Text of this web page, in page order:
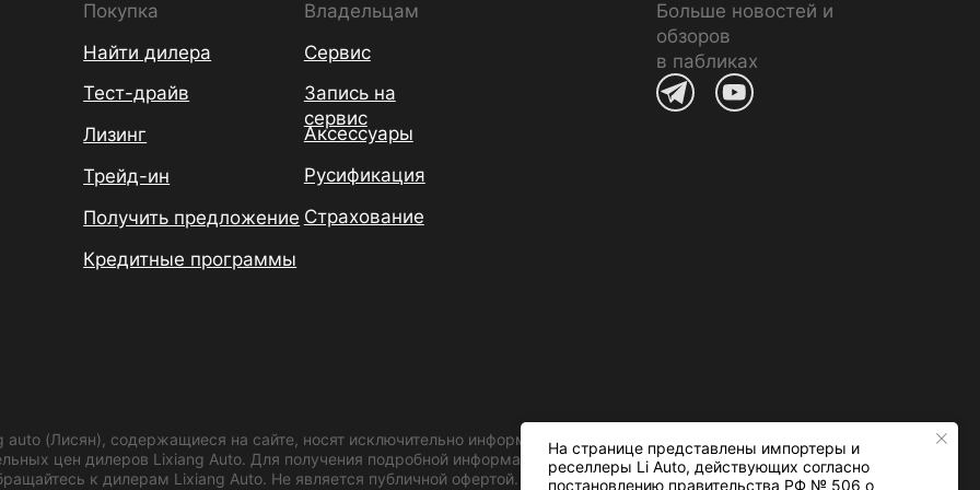
На странице представлены импортеры и
реселлеры Li Auto, действующих согласно
постановлению правительства РФ № 506 о
Владельцам
Запись на
сервис
Аксессуары
Покупка
Найти дилера
Тест-драйв
Больше новостей и
обзоров
в пабликах
(Лисян), содержащиеся на сайте, носят исключительно информационный характер.
цен дилеров Lixiang Auto. Для получения подробной информации об актуальных ценах
к дилерам Lixiang Auto. Не является публичной офертой.
Страхование
Русификация
Лизинг
Кредитные программы
Получить предложение
Трейд-ин
Сервис